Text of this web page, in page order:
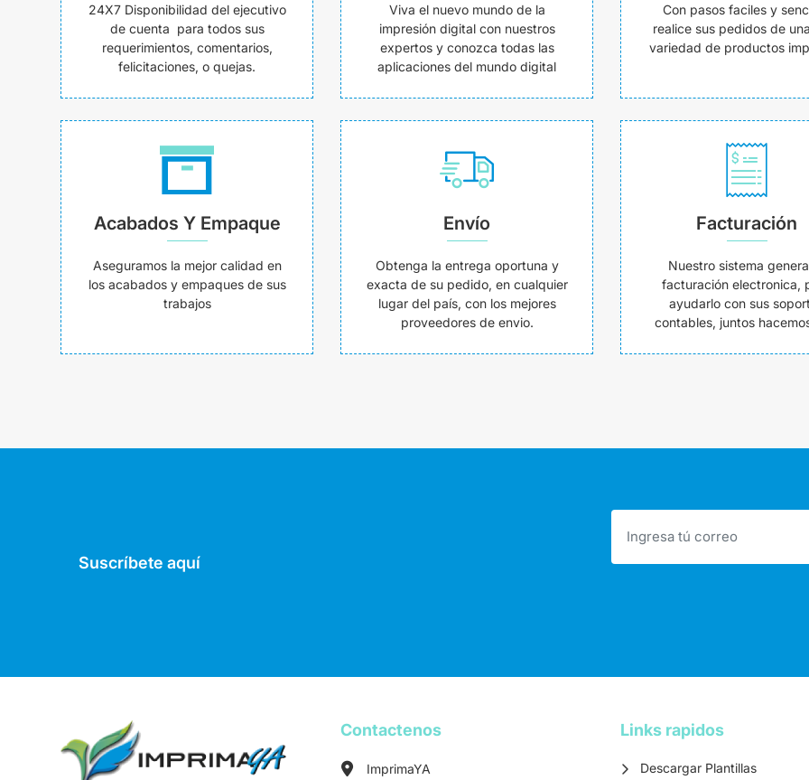
24X7 Disponibilidad del ejecutivo
de cuenta para todos sus
requerimientos, comentarios,
felicitaciones, o quejas.
Viva el nuevo mundo de la
impresión digital con nuestros
expertos y conozca todas las
aplicaciones del mundo digital
Con pasos faciles y
realice sus pedidos de
variedad de productos
Acabados Y Empaque
Aseguramos la mejor calidad en
los acabados y empaques de sus
trabajos
Envío
Obtenga la entrega oportuna y
exacta de su pedido, en cualquier
lugar del país, con los mejores
proveedores de envio.
Facturación
Nuestro sistema
facturación electronica,
ayudarlo con sus
contables, juntos
Suscríbete aquí
Contactenos
ImprimaYA
Links rapidos
Descargar Plantillas